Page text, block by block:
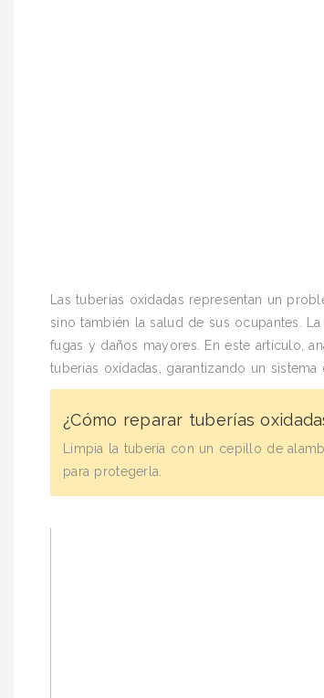
Las tuberías oxidadas representan un
sino también la salud de sus ocupantes.
fugas y daños mayores. En este artículo,
tuberías oxidadas, garantizando un
¿Cómo reparar tuberías
Limpia la tubería con un cepillo de
para protegerla.